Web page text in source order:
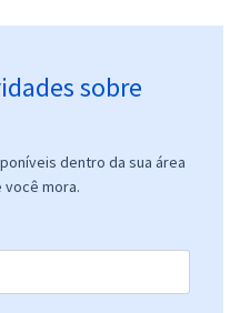
sobre
dentro da sua área
mora.